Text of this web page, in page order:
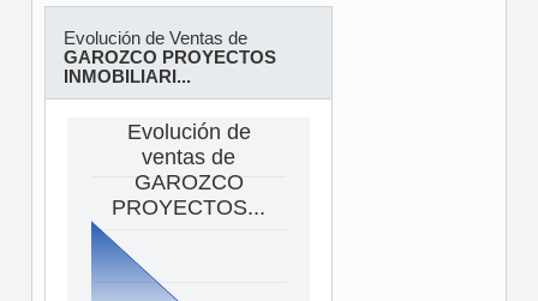
Evolución de Ventas de
GAROZCO PROYECTOS
INMOBILIARI...
Evolución de
ventas de
GAROZCO
PROYECTOS...